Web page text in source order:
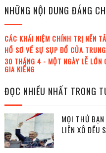
NHỮNG NỘI DUNG ĐÁNG
CÁC KHÁI NIỆM CHÍNH TRỊ NỀN
HỒ SƠ VỀ SỰ SỤP ĐỔ CỦA
30 THÁNG 4 - MỘT NGÀY LỄ LỚN
GIA KIỂNG
ĐỌC NHIỀU NHẤT TRONG
MỌI THỨ
LIÊN XÔ ĐỀU